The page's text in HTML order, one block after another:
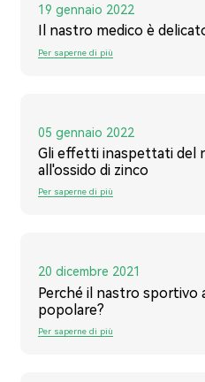
19 gennaio 2022
Il nastro medico è
Per saperne di più
05 gennaio 2022
Gli effetti inaspettati del
all'ossido di zinco
Per saperne di più
20 dicembre 2021
Perché il nastro sportivo
popolare?
Per saperne di più